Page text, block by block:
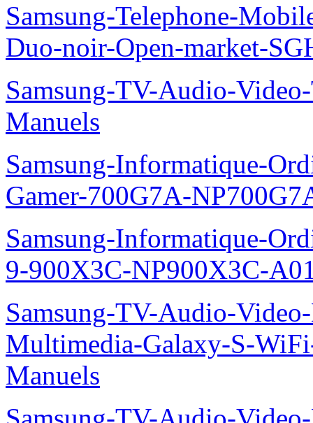
Samsung-Telephone-
Duo-noir-Open-market-
Samsung-TV-Audio-
Manuels
Samsung-Informatique-
Gamer-700G7A-
Samsung-Informatique-
9-900X3C-NP900X3C-
Samsung-TV-Audio-
Multimedia-Galaxy-S-
Manuels